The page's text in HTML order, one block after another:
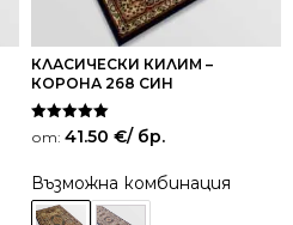
КЛАСИЧЕСКИ КИЛИМ –
КОРОНА 268 СИН
Оценено на
5.00
от: 41.50 €/ бр.
Възможна комбинация